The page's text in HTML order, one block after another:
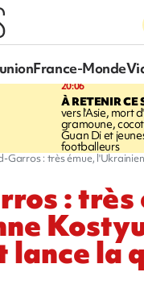
France-Monde
20:06
À RETENIR CE
vers l'Asie, mort
gramoune,
Guan Di et
footballeurs
Garros : très émue,
: très
lance la